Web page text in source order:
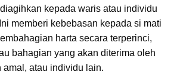
kepada waris atau individu
memberi kebebasan kepada si mati
harta secara terperinci,
bahagian yang akan diterima oleh
amal, atau individu lain.